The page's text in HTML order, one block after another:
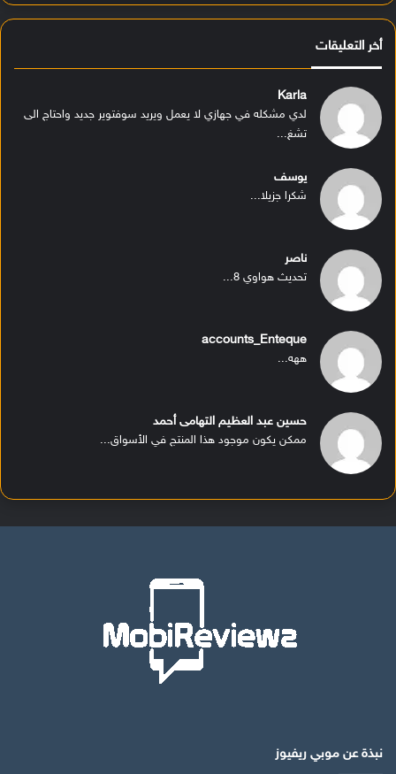
أخر التعليقات
Karla
لدي مشكله في جهازي لا يعمل ويريد سوفتوير جديد واحتاج الى
تشغ...
يوسف
شكرا جزيلا...
ناصر
تحديث هواوي 8...
accounts_Enteque
ههه...
حسين عبد العظيم التهامى أحمد
ممكن يكون موجود هذا المنتج في الأسواق...
نبذة عن موبي ريفيوز